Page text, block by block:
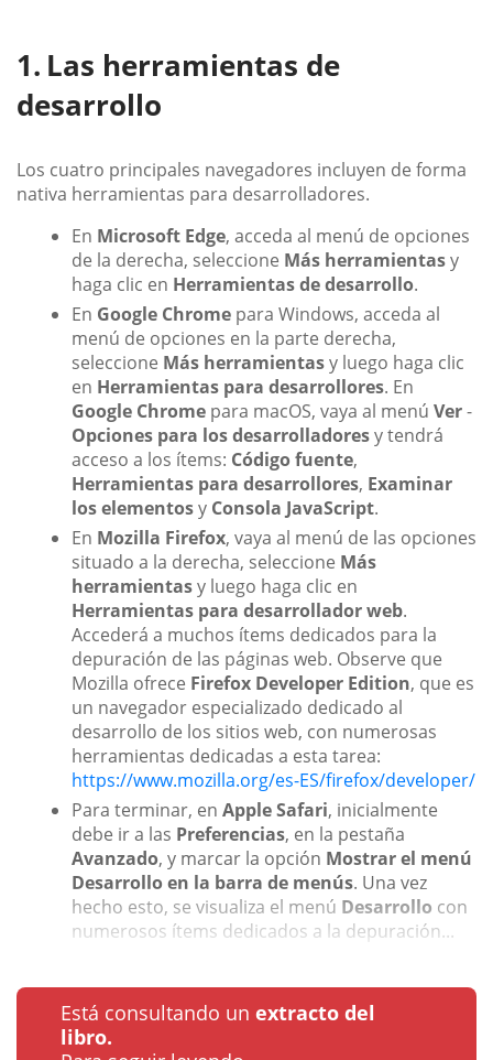
Las herramientas de
desarrollo
Los cuatro principales navegadores incluyen de forma
nativa herramientas para desarrolladores.
En Microsoft Edge, acceda al menú de opciones
de la derecha, seleccione Más herramientasy
haga clic en Herramientas de desarrollo.
En Google Chrome para Windows, acceda al
menú de opciones en la parte derecha,
seleccione Más herramientasy luego haga clic
en Herramientas para desarrollores. En
Google Chrome para macOS, vaya al menú Ver-
Opciones para los desarrolladoresy tendrá
acceso a los ítems: Código fuente,
Herramientas para desarrollores, Examinar
los elementosy Consola JavaScript.
En Mozilla Firefox, vaya al menú de las opciones
situado a la derecha, seleccione Más
herramientasy luego haga clic en
Herramientas para desarrollador web.
Accederá a muchos ítems dedicados para la
depuración de las páginas web. Observe que
Mozilla ofrece Firefox Developer Edition, que es
un navegador especializado dedicado al
desarrollo de los sitios web, con numerosas
herramientas dedicadas a esta tarea:
https://www.mozilla.org/es-ES/firefox/developer/
Para terminar, en Apple Safari, inicialmente
debe ir a las Preferencias, en la pestaña
Avanzado, y marcar la opción Mostrar el menú
Desarrollo en la barra de menús. Una vez
hecho esto, se visualiza el menú Desarrollo con
numerosos ítems dedicados a la depuración...
Está consultando un extracto del
libro.